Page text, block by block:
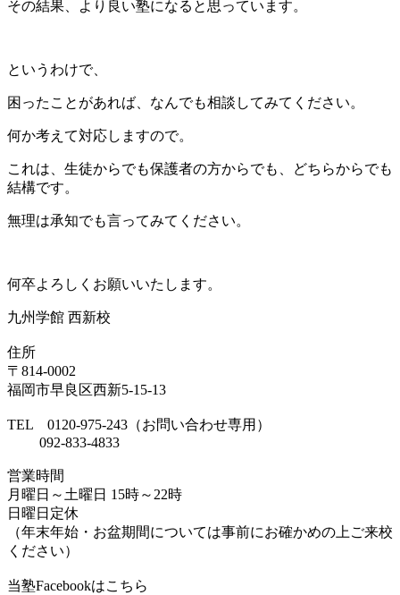
その結果、より良い塾になると思っています。
というわけで、
困ったことがあれば、なんでも相談してみてください。
何か考えて対応しますので。
これは、生徒からでも保護者の方からでも、どちらからでも
結構です。
無理は承知でも言ってみてください。
何卒よろしくお願いいたします。
九州学館 西新校
住所
〒814-0002
福岡市早良区西新5-15-13
TEL 0120-975-243（お問い合わせ専用）
092-833-4833
営業時間
月曜日～土曜日 15時～22時
日曜日定休
（年末年始・お盆期間については事前にお確かめの上ご来校
ください）
当塾Facebookはこちら